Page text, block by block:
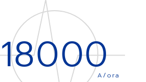
18000A/ora